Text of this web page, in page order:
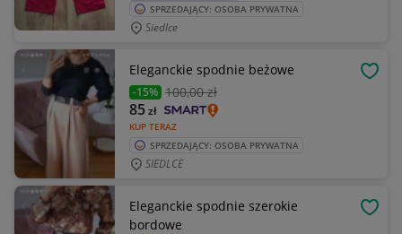
SPRZEDAJĄCY: OSOBA PRYWATNA
Siedlce
Eleganckie spodnie beżowe
-15% 100,00 zł
KUP TERAZ
85zł
SPRZEDAJĄCY: OSOBA PRYWATNA
SIEDLCE
Eleganckie spodnie szerokie
bordowe